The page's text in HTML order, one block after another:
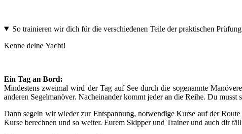
So trainieren wir dich für die verschiedenen Teile der praktischen
Kenne deine Yacht!
Ein Tag an Bord:
Mindestens zweimal wird der Tag auf See durch die sogenannte
anderen Segelmanöver. Nacheinander kommt jeder an die Reihe. Du
Dann segeln wir wieder zur Entspannung, notwendige Kurse auf der
Kurse berechnen und so weiter. Eurem Skipper und Trainer und auch dir